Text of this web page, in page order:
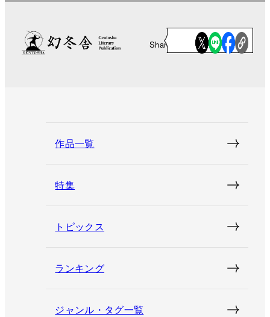
Share
作品一覧
特集
トピックス
ランキング
ジャンル・タグ一覧